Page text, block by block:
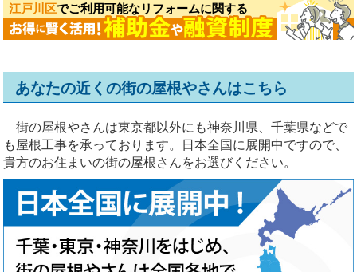
江戸川区でご利用可能なリフォームに関する
あなたの近くの街の屋根やさんはこちら
街の屋根やさんは東京都以外にも神奈川県、千葉県などで
も屋根工事を承っております。日本全国に展開中ですので、
貴方のお住まいの街の屋根さんをお選びください。